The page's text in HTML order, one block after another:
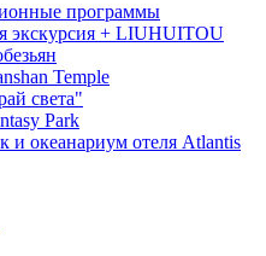
программы
экскурсия + LIUHUITOU
Temple
света"
Park
и океанариум отеля Atlantis